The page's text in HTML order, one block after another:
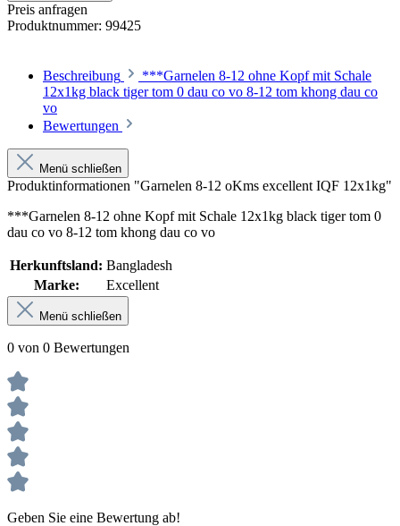
Preis anfragen
Produktnummer: 99425
Beschreibung
***Garnelen 8-12 ohne Kopf mit Schale
12x1kg black tiger tom 0 dau co vo 8-12 tom khong dau co
vo
Bewertungen
Menü schließen
Produktinformationen "Garnelen 8-12 oKms excellent IQF 12x1kg"
***Garnelen 8-12 ohne Kopf mit Schale 12x1kg black tiger tom 0
dau co vo 8-12 tom khong dau co vo
Herkunftsland: Bangladesh
Marke:
Excellent
Menü schließen
0 von 0 Bewertungen
Geben Sie eine Bewertung ab!